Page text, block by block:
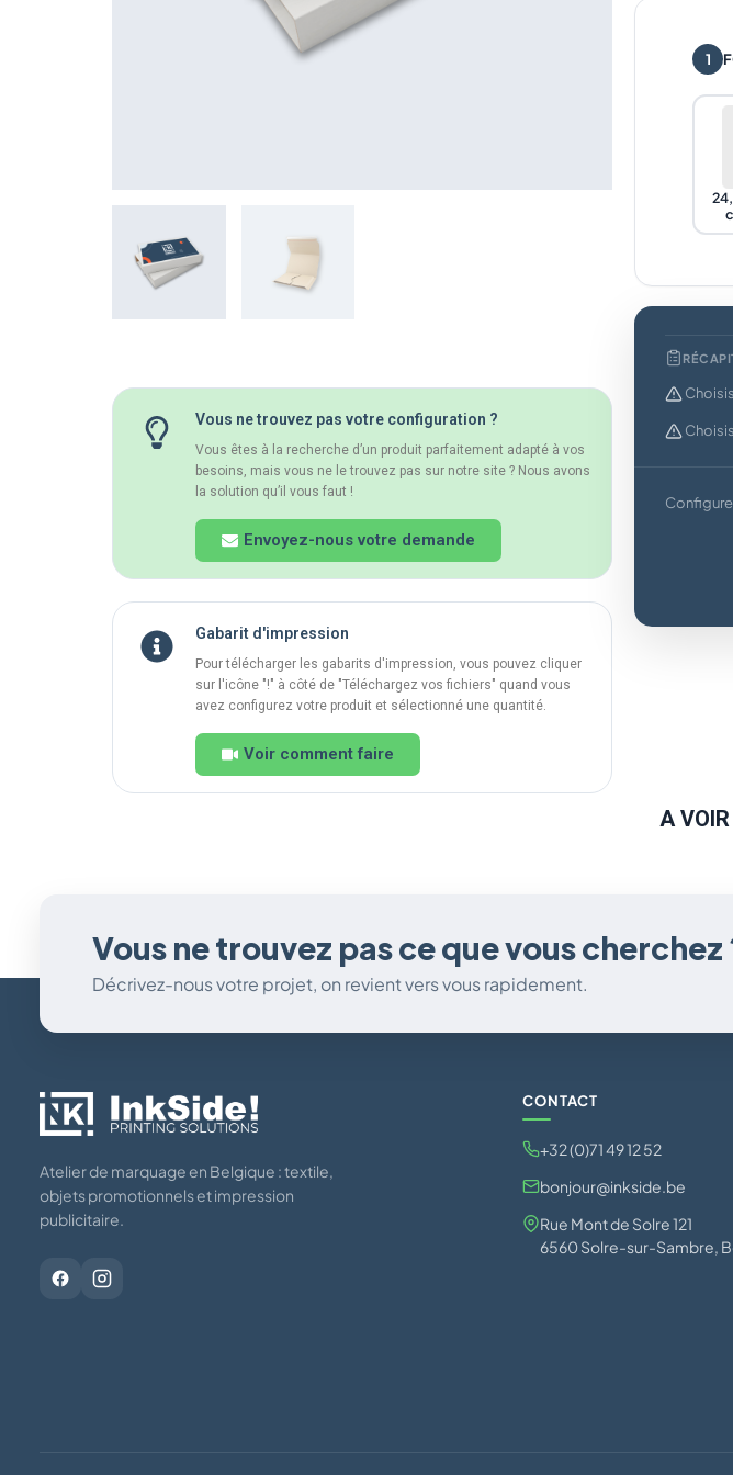
Vous ne trouvez pas votre configuration ?
Vous êtes à la recherche d’un produit parfaitement adapté à vos
besoins, mais vous ne le trouvez pas sur notre site ? Nous avons
la solution qu’il vous faut !
Envoyez-nous votre demande
Gabarit d'impression
Pour télécharger les gabarits d'impression, vous pouvez cliquer
sur l'icône "!" à côté de "Téléchargez vos fichiers" quand vous
avez configurez votre produit et sélectionné une quantité.
Voir comment faire
1
A
Vous ne trouvez pas ce que vous cherchez
Décrivez-nous votre projet, on revient vers vous rapidement.
Atelier de marquage en Belgique : textile,
objets promotionnels et impression
publicitaire.
CONTACT
+32 (0)71 49 12 52
bonjour@inkside.be
Rue Mont de Solre 121
6560 Solre-sur-Sambre,